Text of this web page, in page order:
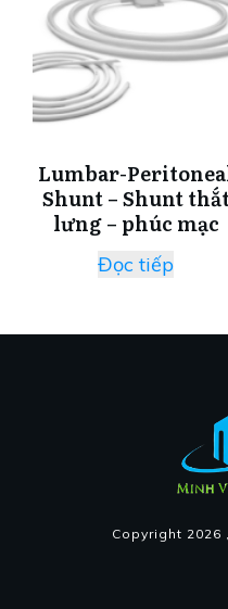
Lumbar-
Shunt – Shunt
lưng – phúc mạc
Đọc tiếp
Copyright 2026